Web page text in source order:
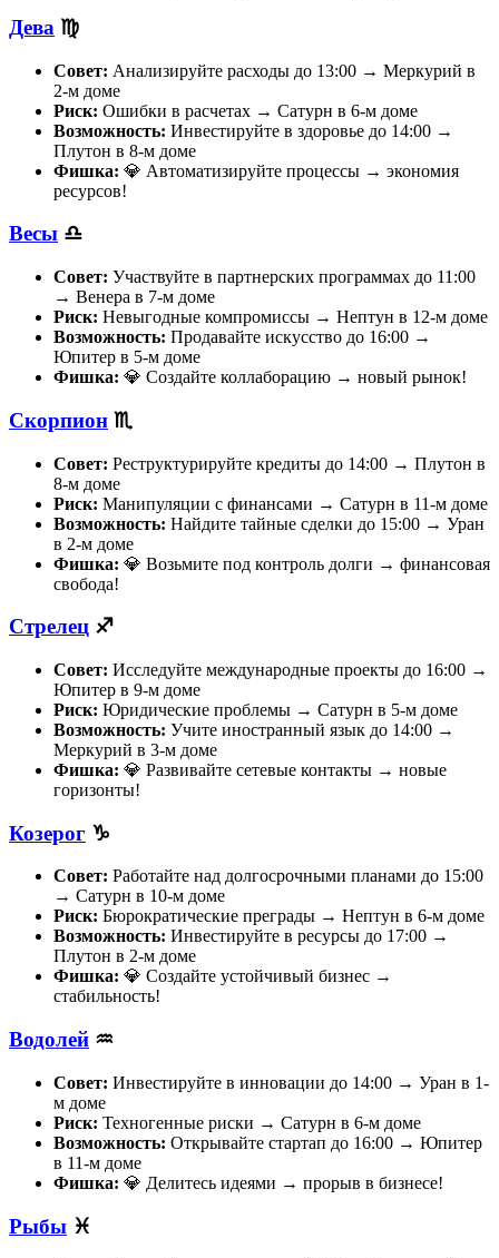
Дева ♍
Совет: Анализируйте расходы до 13:00 → Меркурий в
2-м доме
Риск: Ошибки в расчетах → Сатурн в 6-м доме
Возможность: Инвестируйте в здоровье до 14:00 →
Плутон в 8-м доме
Фишка: 💎 Автоматизируйте процессы → экономия
ресурсов!
Весы ♎
Совет: Участвуйте в партнерских программах до 11:00
→ Венера в 7-м доме
Риск: Невыгодные компромиссы → Нептун в 12-м доме
Возможность: Продавайте искусство до 16:00 →
Юпитер в 5-м доме
Фишка: 💎 Создайте коллаборацию → новый рынок!
Скорпион ♏
Совет: Реструктурируйте кредиты до 14:00 → Плутон в
8-м доме
Риск: Манипуляции с финансами → Сатурн в 11-м доме
Возможность: Найдите тайные сделки до 15:00 → Уран
в 2-м доме
Фишка: 💎 Возьмите под контроль долги → финансовая
свобода!
Стрелец ♐
Совет: Исследуйте международные проекты до 16:00 →
Юпитер в 9-м доме
Риск: Юридические проблемы → Сатурн в 5-м доме
Возможность: Учите иностранный язык до 14:00 →
Меркурий в 3-м доме
Фишка: 💎 Развивайте сетевые контакты → новые
горизонты!
Козерог ♑
Совет: Работайте над долгосрочными планами до 15:00
→ Сатурн в 10-м доме
Риск: Бюрократические преграды → Нептун в 6-м доме
Возможность: Инвестируйте в ресурсы до 17:00 →
Плутон в 2-м доме
Фишка: 💎 Создайте устойчивый бизнес →
стабильность!
Водолей ♒
Совет: Инвестируйте в инновации до 14:00 → Уран в 1-
м доме
Риск: Техногенные риски → Сатурн в 6-м доме
Возможность: Открывайте стартап до 16:00 → Юпитер
в 11-м доме
Фишка: 💎 Делитесь идеями → прорыв в бизнесе!
Рыбы ♓